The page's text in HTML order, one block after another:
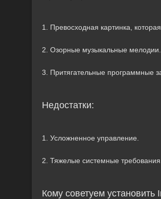
1. Превосходная картинка,
2. Озорные музыкальные мелодии.
3. Притягательные программные
Недостатки:
1. Усложненное управление.
2. Тяжелые системные требования.
Кому советуем